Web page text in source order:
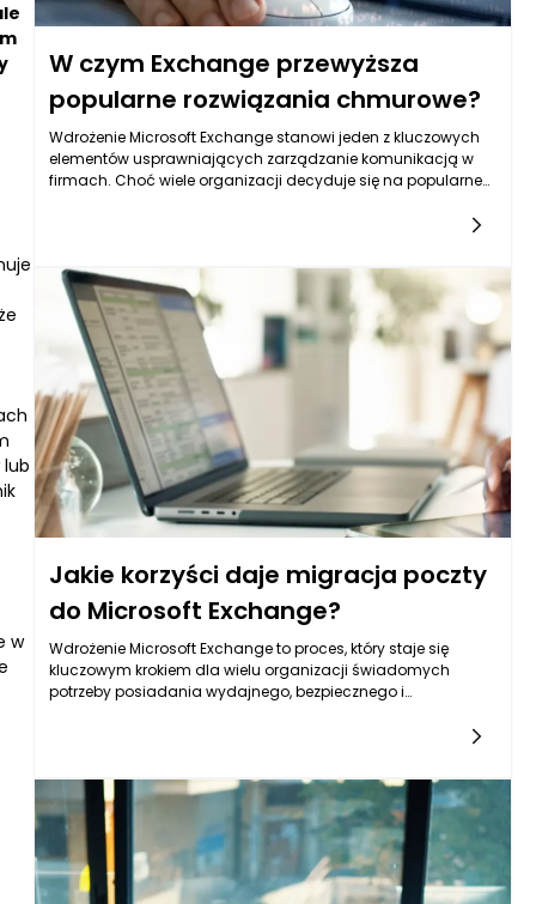
w
W czym Exchange przewyższa
popularne rozwiązania chmurowe?
Wdrożenie Microsoft Exchange stanowi jeden z kluczowych
elementów usprawniających zarządzanie komunikacją w
firmach. Choć wiele organizacji decyduje się na popularne
Exchange oferuje szereg przewag, które przyciągają uwagę
bezpieczeństwa, Exchange dostarcza zaawansowane
mechanizmy ochrony danych, w tym szyfrowanie end-to-
end, które jest na rękę przedsiębiorstwom z branż
wymagających szczególnej dbałości o poufność
informacji. Chmurowe rozwiązania, mimo wielu ułatwień,
mogą nie zapewniać takiego poziomu bezpieczeństwa, co
Exchange, co czyni go lepszym wyborem dla firm
przetwarzających wrażliwe dane.
Jakie korzyści daje migracja poczty
do Microsoft Exchange?
Wdrożenie Microsoft Exchange to proces, który staje się
kluczowym krokiem dla wielu organizacji świadomych
potrzeby posiadania wydajnego, bezpiecznego i
zaawansowanych funkcji, które mogą znacząco wpłynąć
na efektywność pracy zespołów w firmie. Ulokowanie poczty
w chmurze lub na lokalnych serwerach MS Exchange
przynosi wiele korzyści, które przekładają się na codzienną
działalność przedsiębiorstw.